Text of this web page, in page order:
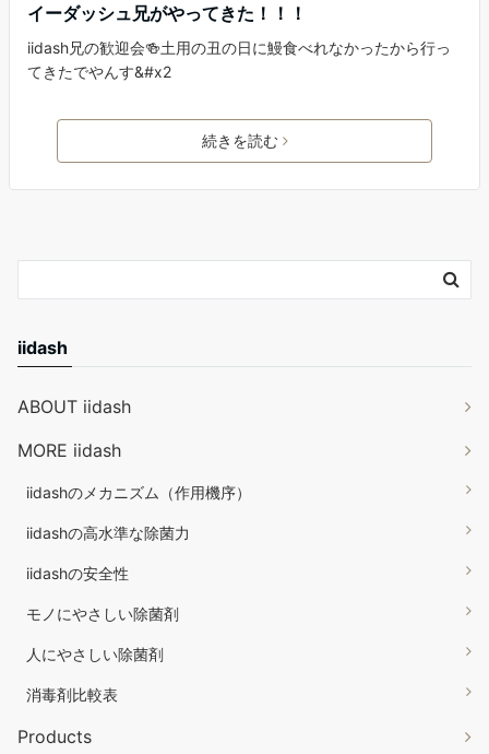
イーダッシュ兄がやってきた！！！
iidash兄の歓迎会🍻土用の丑の日に鰻食べれなかったから行っ
てきたでやんす&#x2
続きを読む
iidash
ABOUT iidash
MORE iidash
iidashのメカニズム（作用機序）
iidashの高水準な除菌力
iidashの安全性
モノにやさしい除菌剤
人にやさしい除菌剤
消毒剤比較表
Products